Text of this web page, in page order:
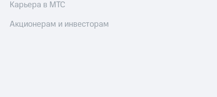
Карьера в МТС
Акционерам и инвесторам